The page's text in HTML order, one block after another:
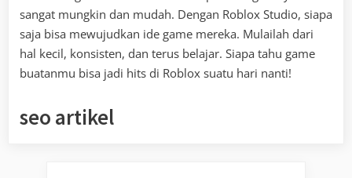
sangat mungkin dan mudah. Dengan Roblox Studio, siapa
saja bisa mewujudkan ide game mereka. Mulailah dari
hal kecil, konsisten, dan terus belajar. Siapa tahu game
buatanmu bisa jadi hits di Roblox suatu hari nanti!
seo artikel